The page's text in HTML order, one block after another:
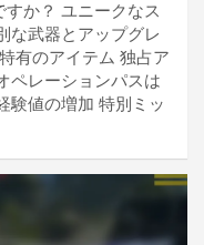
か？ ユニークなス
な武器とアップグレ
有のアイテム 独占ア
ペレーションパスは
験値の増加 特別ミッ